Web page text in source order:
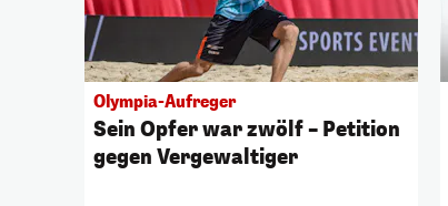
Olympia-Aufreger
Sein Opfer war zwölf – Petition
gegen Vergewaltiger